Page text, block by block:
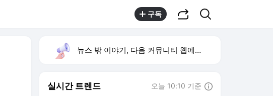
구독
뉴스 밖 이야기, 다음 커뮤니티 웹에서 보기
실시간 트렌드 오늘 10:10 기준